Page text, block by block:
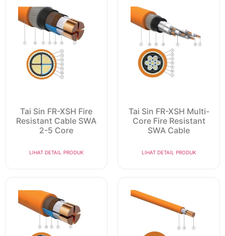
Tai Sin FR-XSH Fire
Resistant Cable SWA
2-5 Core
LIHAT DETAIL PRODUK
Tai Sin FR-XSH Multi-
Core Fire Resistant
SWA Cable
LIHAT DETAIL PRODUK